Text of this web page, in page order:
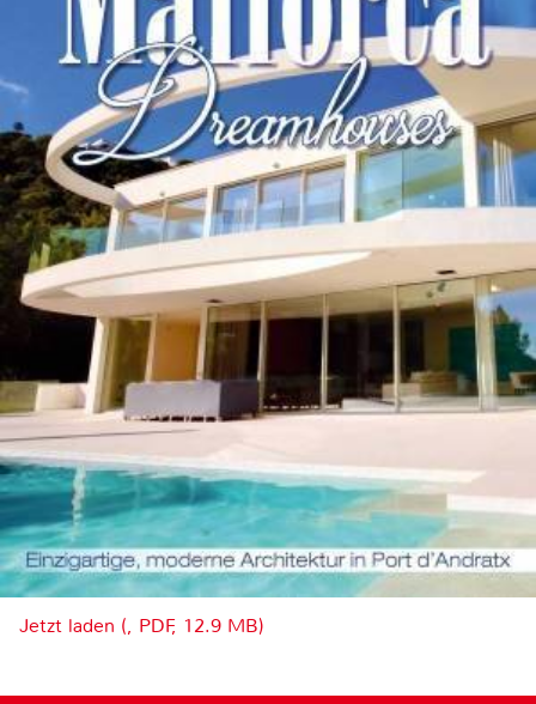
Jetzt laden (, PDF, 12.9 MB)